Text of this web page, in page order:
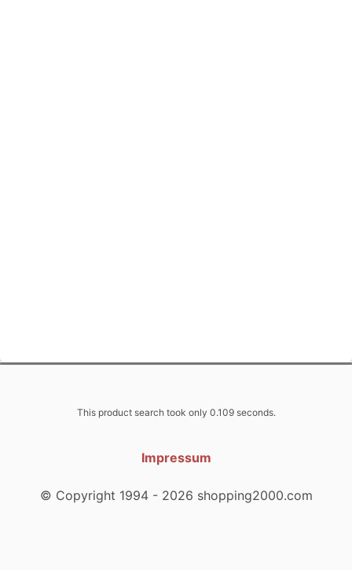
This product search took only 0.109 seconds.
Impressum
© Copyright 1994 - 2026 shopping2000.com